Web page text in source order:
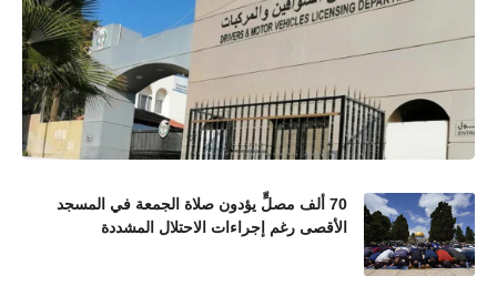
70 ألف مصلٍّ يؤدون صلاة الجمعة في المسجد
الأقصى رغم إجراءات الاحتلال المشددة